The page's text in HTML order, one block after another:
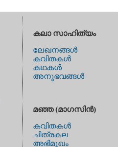
കലാ സാഹിത്യം
ലേഖനങ്ങള്‍
കവിതകള്‍
കഥകള്‍
അനുഭവങ്ങള്‍
മഞ്ഞ (മാഗസിന്‍)
കവിതകള്‍
ചിത്രകല
അഭിമുഖം